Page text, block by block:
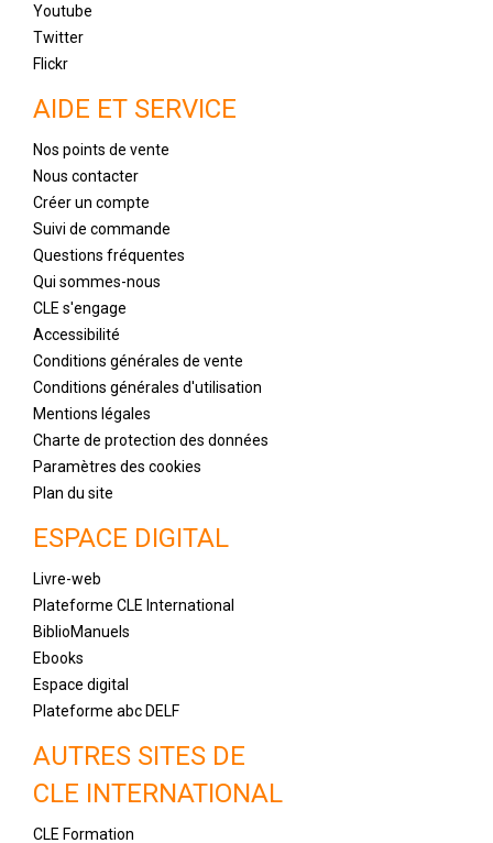
Youtube
Twitter
Flickr
AIDE ET SERVICE
Nos points de vente
Nous contacter
Créer un compte
Suivi de commande
Questions fréquentes
Qui sommes-nous
CLE s'engage
Accessibilité
Conditions générales de vente
Conditions générales d'utilisation
Mentions légales
Charte de protection des données
Paramètres des cookies
Plan du site
ESPACE DIGITAL
Livre-web
Plateforme CLE International
BiblioManuels
Ebooks
Espace digital
Plateforme abc DELF
AUTRES SITES DE
CLE INTERNATIONAL
CLE Formation